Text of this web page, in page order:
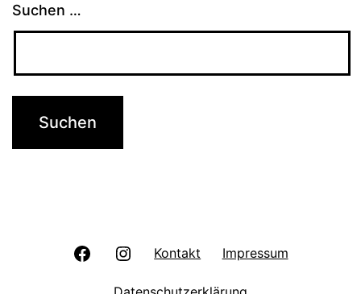
Suchen …
FacebookInstagram
Kontakt Impressum